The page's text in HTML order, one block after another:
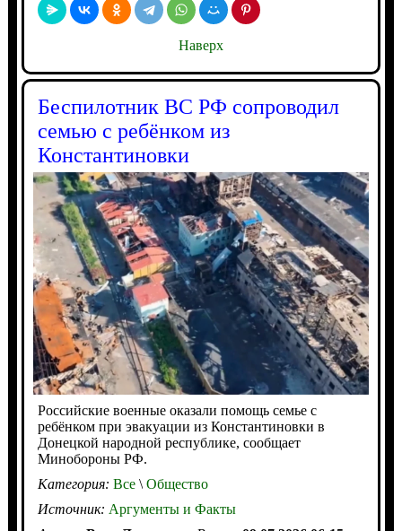
Наверх
Беспилотник ВС РФ сопроводил
семью с ребёнком из
Константиновки
Российские военные оказали помощь семье с
ребёнком при эвакуации из Константиновки в
Донецкой народной республике, сообщает
Минобороны РФ.
Категория: Все\Общество
Источник: Аргументы и Факты